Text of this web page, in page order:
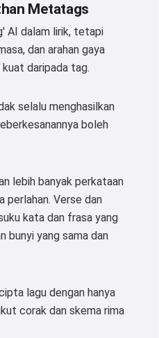
Metatags
AI dalam lirik, tetapi
dan arahan gaya
daripada tag.
selalu menghasilkan
boleh
lebih banyak perkataan
perlahan. Verse dan
kata dan frasa yang
bunyi yang sama dan
lagu dengan hanya
corak dan skema rima